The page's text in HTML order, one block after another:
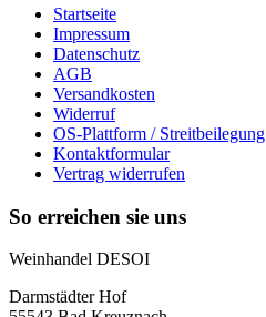
Startseite
Impressum
Datenschutz
AGB
Versandkosten
Widerruf
OS-Plattform / Streitbeilegung
Kontaktformular
Vertrag widerrufen
So erreichen sie uns
Weinhandel DESOI
Darmstädter Hof